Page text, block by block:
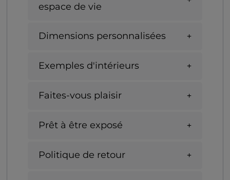
espace de vie
Dimensions personnalisées
Exemples d'intérieurs
Faites-vous plaisir
Prêt à être exposé
Politique de retour